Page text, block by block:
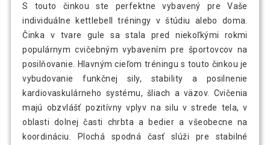
S touto činkou ste perfektne vybavený pre Vaše
individuálne kettlebell tréningy v štúdiu alebo doma.
Činka v tvare gule sa stala pred niekoľkými rokmi
populárnym cvičebným vybavením pre športovcov na
posilňovanie. Hlavným cieľom tréningu s touto činkou je
vybudovanie funkčnej sily, stability a posilnenie
kardiovaskulárneho systému, šliach a väzov. Cvičenia
majú obzvlášť pozitívny vplyv na silu v strede tela, v
oblasti dolnej časti chrbta a bedier a všeobecne na
koordináciu. Plochá spodná časť slúži pre stabilné